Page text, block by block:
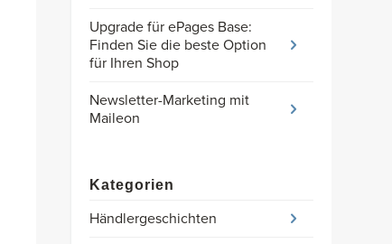
Upgrade für ePages Base:
Finden Sie die beste Option
für Ihren Shop
Newsletter-Marketing mit
Maileon
Kategorien
Händlergeschichten